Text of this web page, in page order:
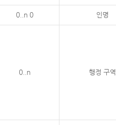
0..n 0 인명
0..n 행정 구역